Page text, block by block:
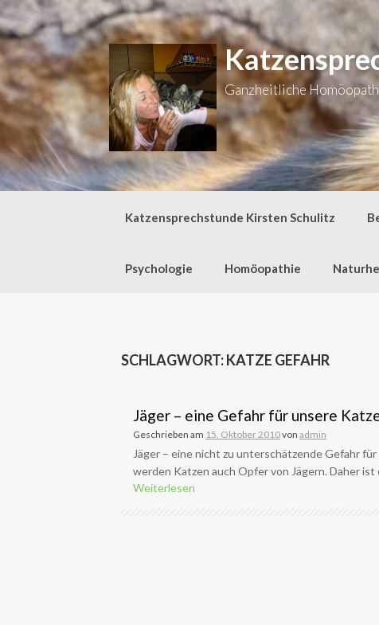
Zum
Inhalt
springen
Ganzheitliche
Katzensprechstunde Kirsten Schulitz
Psychologie Homöopathie
SCHLAGWORT:KATZE GEFAHR
Jäger – eine Gefahr für unsere
Geschrieben am 15. Oktober 2010von admin
Jäger – eine nicht zu unterschätzende Gefahr
werden Katzen auch Opfer von Jägern. Daher
Weiterlesen